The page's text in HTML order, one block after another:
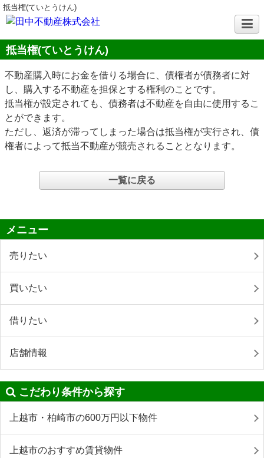
抵当権(ていとうけん)
抵当権(ていとうけん)
不動産購入時にお金を借りる場合に、債権者が債務者に対
し、購入する不動産を担保とする権利のことです。
抵当権が設定されても、債務者は不動産を自由に使用するこ
とができます。
ただし、返済が滞ってしまった場合は抵当権が実行され、債
権者によって抵当不動産が競売されることとなります。
一覧に戻る
メニュー
売りたい
買いたい
借りたい
店舗情報
こだわり条件から探す
上越市・柏崎市の600万円以下物件
上越市のおすすめ賃貸物件